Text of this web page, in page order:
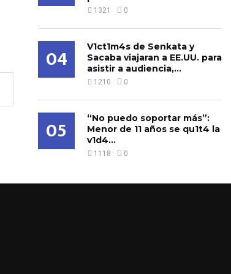
1321 0
04
V1ct1m4s de Senkata y
Sacaba viajaran a EE.UU. para
asistir a audiencia,...
1210 0
05
“No puedo soportar más”:
Menor de 11 años se qu1t4 la
v1d4...
1118 0